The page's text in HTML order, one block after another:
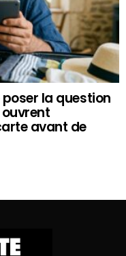
la question
avant de